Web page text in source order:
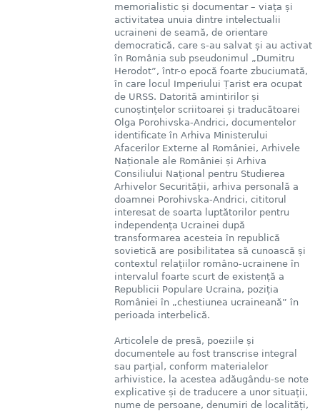
memorialistic și documentar – viața și
activitatea unuia dintre intelectualii
ucraineni de seamă, de orientare
democratică, care s-au salvat și au activat
în România sub pseudonimul „Dumitru
Herodot”, într-o epocă foarte zbuciumată,
în care locul Imperiului Țarist era ocupat
de URSS. Datorită amintirilor și
cunoștințelor scriitoarei și traducătoarei
Olga Porohivska-Andrici, documentelor
identificate în Arhiva Ministerului
Afacerilor Externe al României, Arhivele
Naționale ale României și Arhiva
Consiliului Național pentru Studierea
Arhivelor Securității, arhiva personală a
doamnei Porohivska-Andrici, cititorul
interesat de soarta luptătorilor pentru
independența Ucrainei după
transformarea acesteia în republică
sovietică are posibilitatea să cunoască și
contextul relațiilor româno-ucrainene în
intervalul foarte scurt de existență a
Republicii Populare Ucraina, poziția
României în „chestiunea ucraineană” în
perioada interbelică.
Articolele de presă, poeziile și
documentele au fost transcrise integral
sau parțial, conform materialelor
arhivistice, la acestea adăugându-se note
explicative și de traducere a unor situații,
nume de persoane, denumiri de localități,